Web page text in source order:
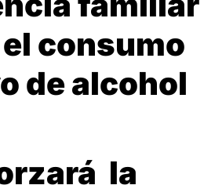
consumo
de alcohol
la